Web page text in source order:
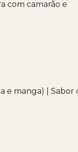
com camarão e
e manga) | Sabor